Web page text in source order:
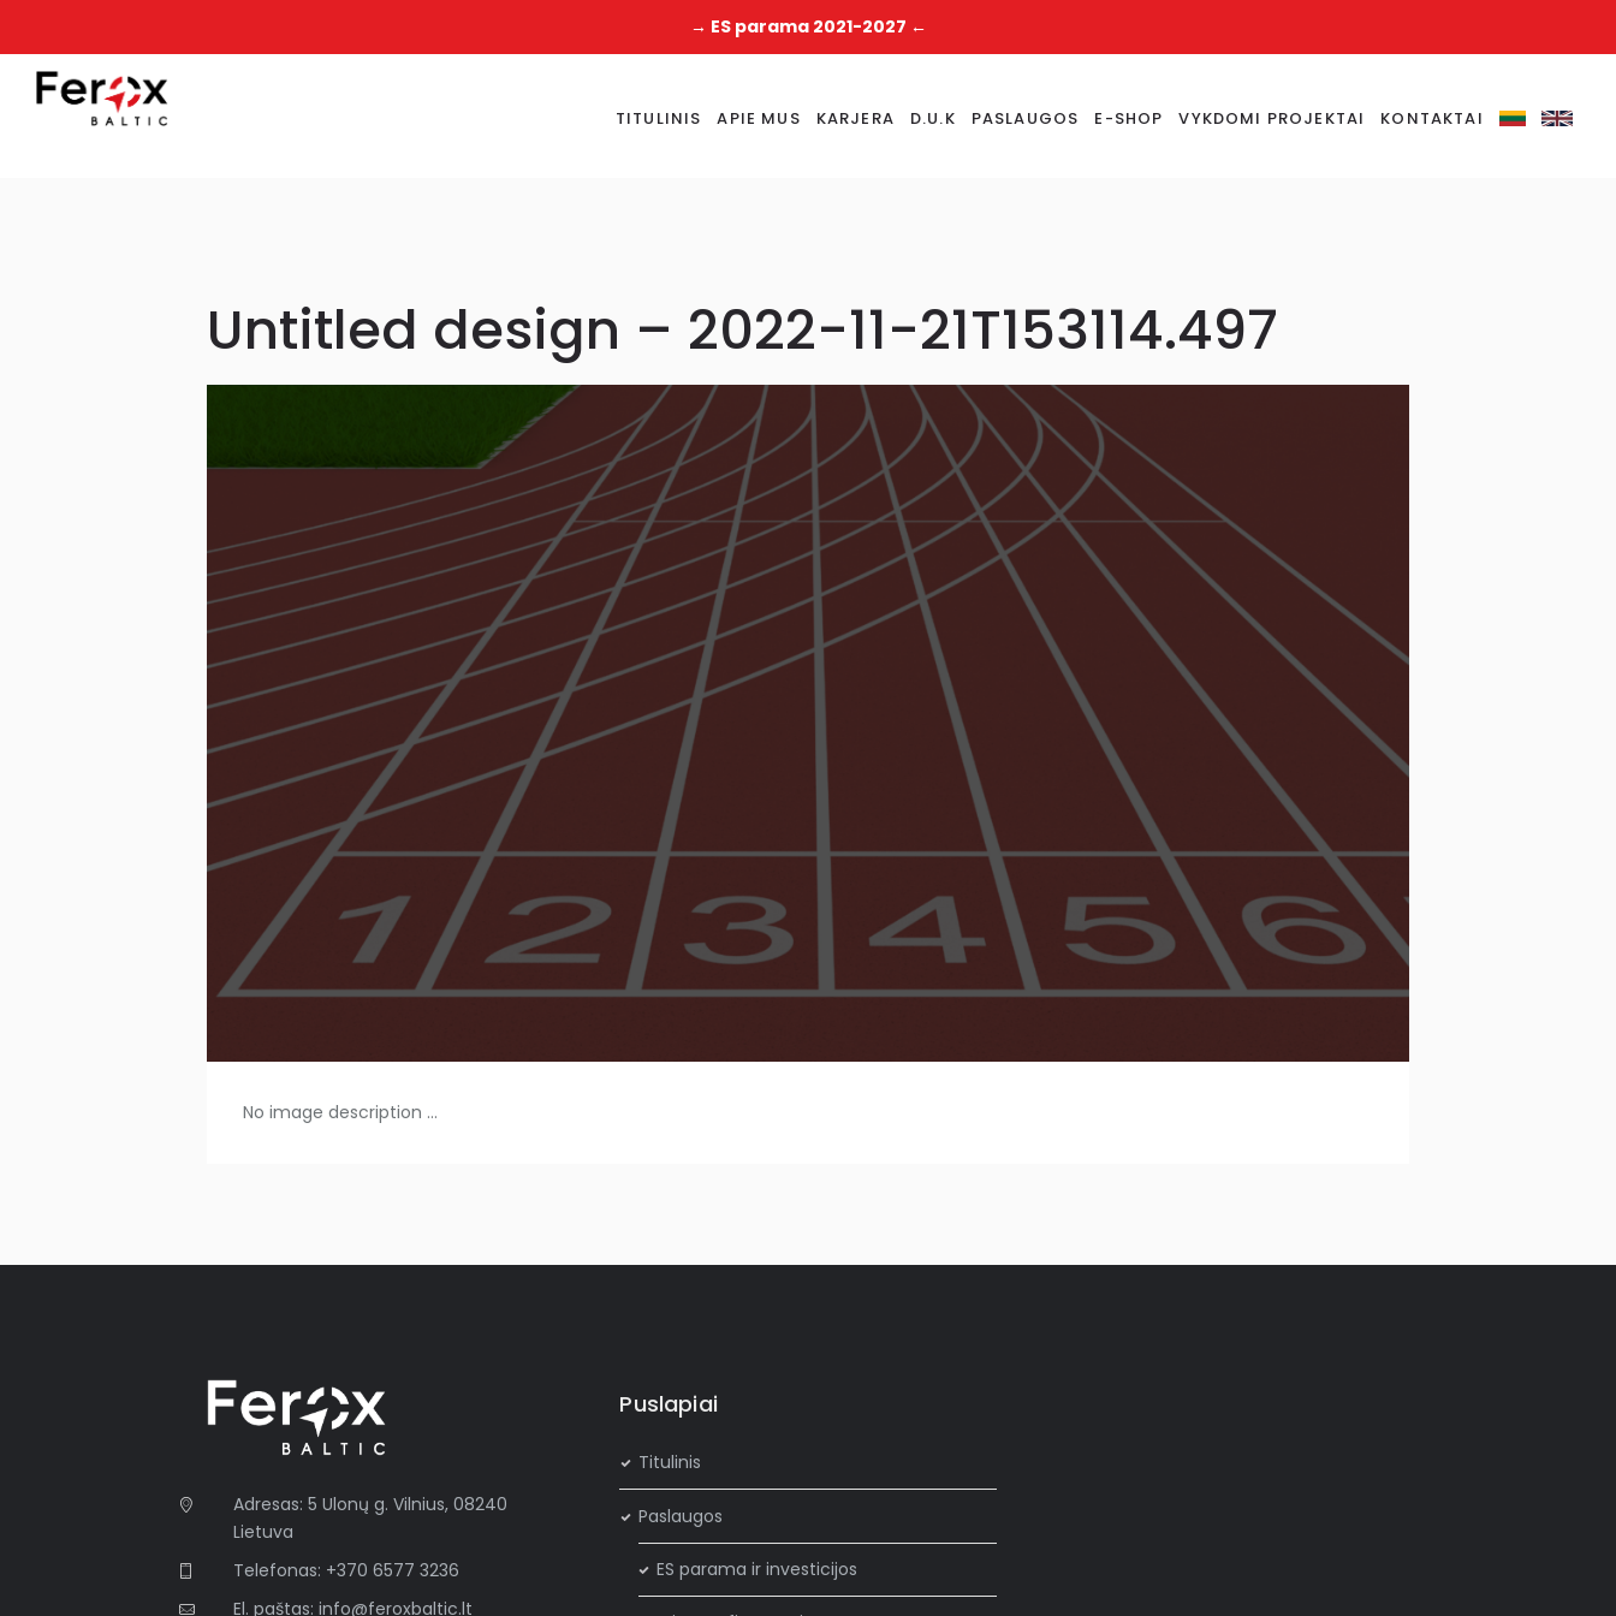
→ ES parama 2021-2027 ←
TITULINIS APIE MUS KARJERA D.U.K PASLAUGOS E-SHOP VYKDOMI PROJEKTAI KONTAKTAI
Untitled design – 2022-11-21T153114.497
No image description ...
Adresas: 5 Ulonų g. Vilnius, 08240
Lietuva
Telefonas: +370 6577 3236
El. paštas: info@feroxbaltic.lt
Puslapiai
Titulinis
Paslaugos
ES parama ir investicijos